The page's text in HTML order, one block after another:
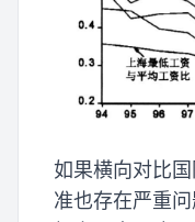
如果横向对比
准也存在严重